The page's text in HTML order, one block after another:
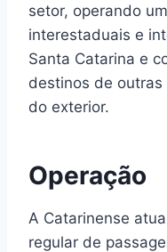
setor, operando
interestaduais e
Santa Catarina e
destinos de
do exterior.
Operação
A Catarinense
regular de